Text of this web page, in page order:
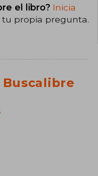
el libro? Inicia
propia pregunta.